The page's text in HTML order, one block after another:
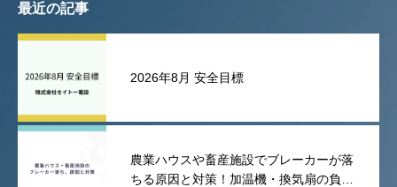
最近の記事
2026年8月 安全目標
農業ハウスや畜産施設でブレーカーが落
ちる原因と対策！加温機・換気扇の負荷